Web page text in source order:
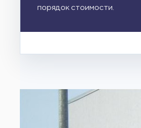
порядок стоимости.